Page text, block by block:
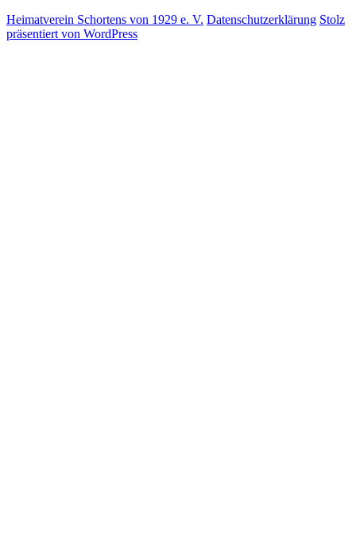
Heimatverein Schortens von 1929 e. V. Datenschutzerklärung Stolz
präsentiert von WordPress